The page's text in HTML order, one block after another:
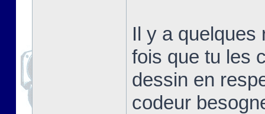
Il y a quelques
fois que tu les
dessin en
codeur